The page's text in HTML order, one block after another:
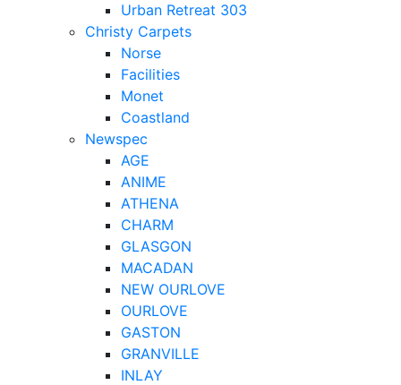
Urban Retreat 303
Christy Carpets
Norse
Facilities
Monet
Coastland
Newspec
AGE
ANIME
ATHENA
CHARM
GLASGON
MACADAN
NEW OURLOVE
OURLOVE
GASTON
GRANVILLE
INLAY